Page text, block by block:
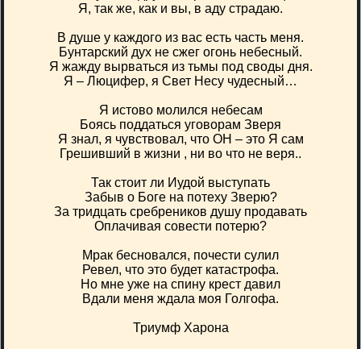
Я, так же, как и вы, в аду страдаю.
В душе у каждого из вас есть часть меня.
Бунтарский дух не сжег огонь небесный.
Я жажду вырваться из тьмы под своды дня.
Я – Люцифер, я Свет Несу чудесный…
Я истово молился небесам
Боясь поддаться уговорам Зверя
Я знал, я чувствовал, что ОН – это Я сам
Грешивший в жизни , ни во что не веря..
Так стоит ли Иудой выступать
Забыв о Боге на потеху Зверю?
За тридцать сребреников душу продавать
Оплачивая совести потерю?
Мрак бесновался, почести сулил
Ревел, что это будет катастрофа.
Но мне уже на спину крест давил
Вдали меня ждала моя Голгофа.
Триумф Харона